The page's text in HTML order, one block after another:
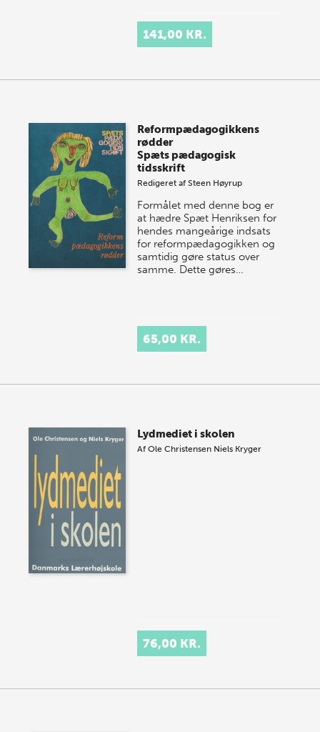
141,00 KR.
Reformpædagogikkens
rødder
Spæts pædagogisk
tidsskrift
Redigeret afSteen Høyrup
Formålet med denne bog er
at hædre Spæt Henriksen for
hendes mangeårige indsats
for reformpædagogikken og
samtidig gøre status over
samme. Dette gøres…
65,00 KR.
Lydmediet i skolen
AfOle Christensen Niels Kryger
76,00 KR.